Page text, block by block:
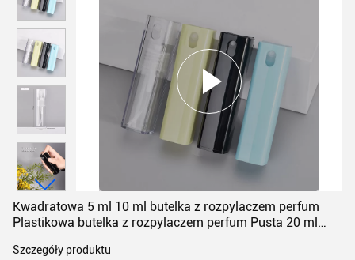
Kwadratowa 5 ml 10 ml butelka z rozpylaczem perfum
Plastikowa butelka z rozpylaczem perfum Pusta 20 ml
Szczegóły produktu